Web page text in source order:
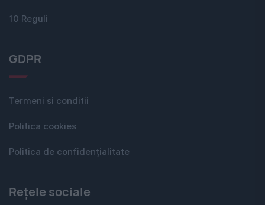
10 Reguli
GDPR
Termeni si conditii
Politica cookies
Politica de confidențialitate
Rețele sociale